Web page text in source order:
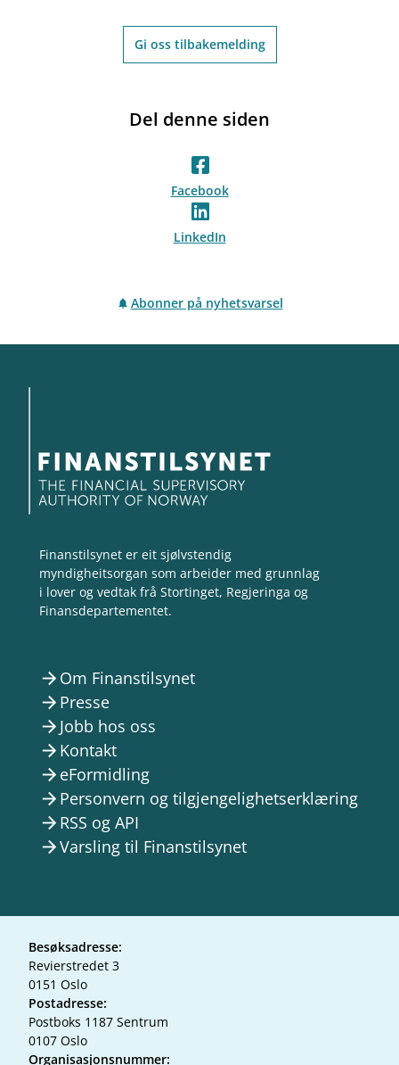
Gi oss tilbakemelding
Del denne siden
Facebook
LinkedIn
Abonner på nyhetsvarsel
Finanstilsynet er eit sjølvstendig
myndigheitsorgan som arbeider med grunnlag
i lover og vedtak frå Stortinget, Regjeringa og
Finansdepartementet.
arrow_forward Om Finanstilsynet
arrow_forward Presse
arrow_forward Jobb hos oss
arrow_forward Kontakt
arrow_forward eFormidling
arrow_forward Personvern og tilgjengelighetserklæring
arrow_forward RSS og API
arrow_forwardVarsling til Finanstilsynet
Besøksadresse:
Revierstredet 3
0151 Oslo
Postadresse:
Postboks 1187 Sentrum
0107 Oslo
Organisasjonsnummer: